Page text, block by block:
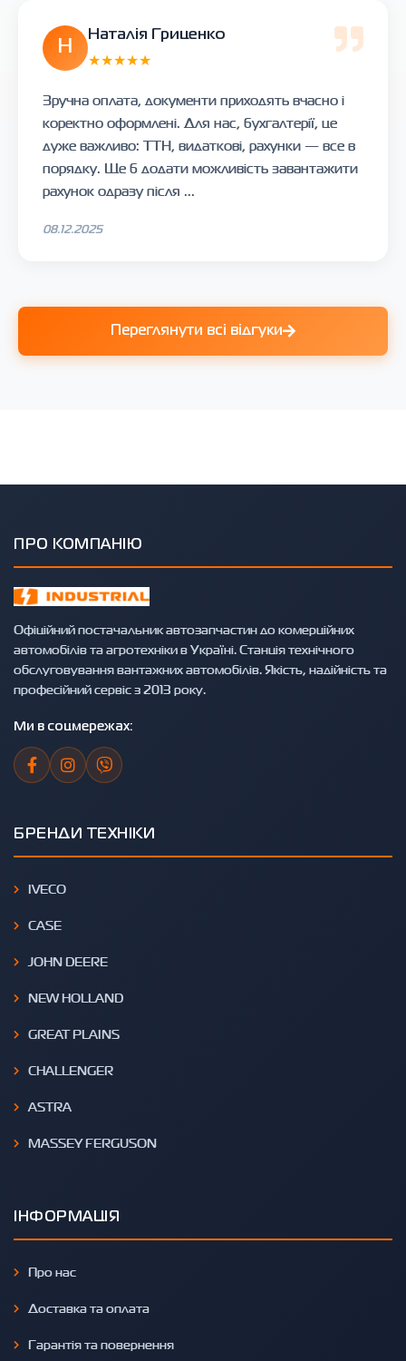
Н
Наталія Гриценко
★★★★★
Зручна оплата, документи приходять вчасно і
коректно оформлені. Для нас, бухгалтерії, це
дуже важливо: ТТН, видаткові, рахунки — все в
порядку. Ще б додати можливість завантажити
рахунок одразу після ...
08.12.2025
Переглянути всі відгуки
ПРО КОМПАНІЮ
Офіційний постачальник автозапчастин до комерційних
автомобілів та агротехніки в Україні. Станція технічного
обслуговування вантажних автомобілів. Якість, надійність та
професійний сервіс з 2013 року.
Ми в соцмережах:
БРЕНДИ ТЕХНІКИ
IVECO
CASE
JOHN DEERE
NEW HOLLAND
GREAT PLAINS
CHALLENGER
ASTRA
MASSEY FERGUSON
ІНФОРМАЦІЯ
Про нас
Доставка та оплата
Гарантія та повернення